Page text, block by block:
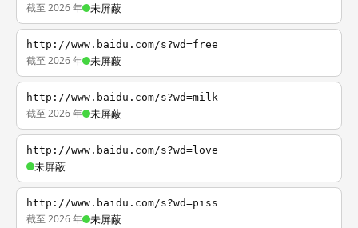
截至 2026 年 未屏蔽
http://www.baidu.com/s?wd=free
截至 2026 年 未屏蔽
http://www.baidu.com/s?wd=milk
截至 2026 年 未屏蔽
http://www.baidu.com/s?wd=love
未屏蔽
http://www.baidu.com/s?wd=piss
截至 2026 年 未屏蔽